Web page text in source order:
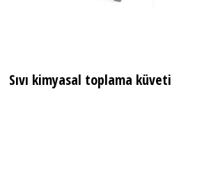
Sıvı kimyasal toplama küveti